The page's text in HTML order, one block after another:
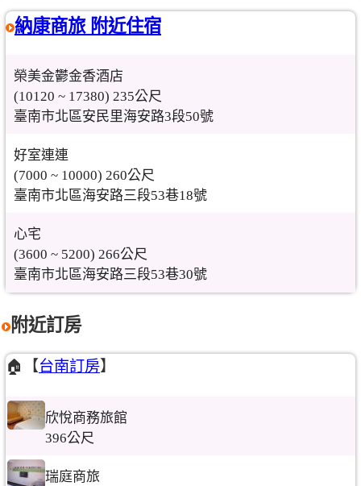
納康商旅 附近住宿
榮美金鬱金香酒店
(10120 ~ 17380) 235公尺
臺南市北區安民里海安路3段50號
好室連連
(7000 ~ 10000) 260公尺
臺南市北區海安路三段53巷18號
心宅
(3600 ~ 5200) 266公尺
臺南市北區海安路三段53巷30號
附近訂房
🏠【台南訂房】
欣悅商務旅館
396公尺
瑞庭商旅